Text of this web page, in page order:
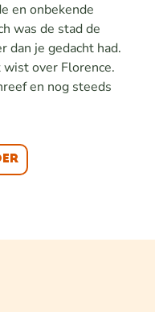
en onbekende
was de stad de
dan je gedacht had.
over Florence.
en nog steeds